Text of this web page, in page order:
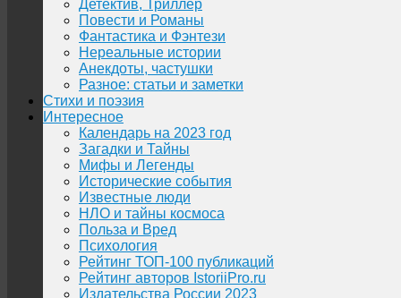
Детектив, Триллер
Повести и Романы
Фантастика и Фэнтези
Нереальные истории
Анекдоты, частушки
Разное: статьи и заметки
Стихи и поэзия
Интересное
Календарь на 2023 год
Загадки и Тайны
Мифы и Легенды
Исторические события
Известные люди
НЛО и тайны космоса
Польза и Вред
Психология
Рейтинг ТОП-100 публикаций
Рейтинг авторов IstoriiPro.ru
Издательства России 2023